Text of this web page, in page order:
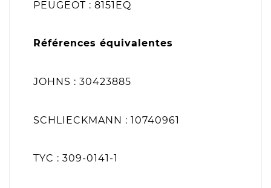
PEUGEOT : 8151EQ
Références équivalentes
JOHNS : 30423885
SCHLIECKMANN : 10740961
TYC : 309-0141-1